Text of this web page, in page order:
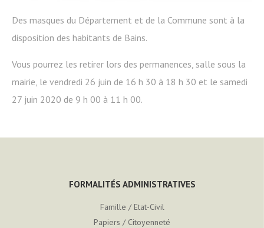
Des masques du Département et de la Commune sont à la
disposition des habitants de Bains.
Vous pourrez les retirer lors des permanences, salle sous la
mairie, le vendredi 26 juin de 16 h 30 à 18 h 30 et le samedi
27 juin 2020 de 9 h 00 à 11 h 00.
FORMALITÉS ADMINISTRATIVES
Famille / Etat-Civil
Papiers / Citoyenneté